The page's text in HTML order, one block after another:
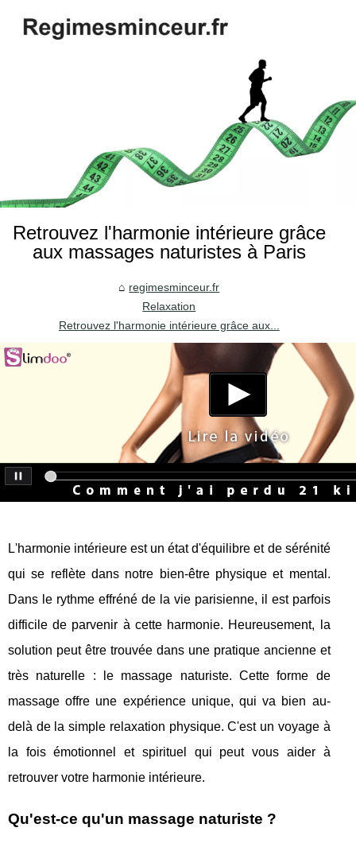
Retrouvez l'harmonie intérieure grâce
aux massages naturistes à Paris
regimesminceur.fr
Relaxation
Retrouvez l'harmonie intérieure grâce aux...
L'harmonie intérieure est un état d'équilibre et de sérénité
qui se reflète dans notre bien-être physique et mental.
Dans le rythme effréné de la vie parisienne, il est parfois
difficile de parvenir à cette harmonie. Heureusement, la
solution peut être trouvée dans une pratique ancienne et
très naturelle : le massage naturiste. Cette forme de
massage offre une expérience unique, qui va bien au-
delà de la simple relaxation physique. C'est un voyage à
la fois émotionnel et spirituel qui peut vous aider à
retrouver votre harmonie intérieure.
Qu'est-ce qu'un massage naturiste ?